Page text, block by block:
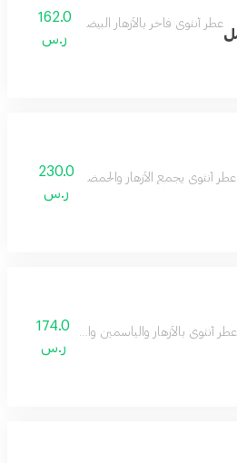
عطر أنثوي فاخر بالأزهار البيضاء والأخشاب
162.0
ر.س
عطر أنثوي يجمع الأزهار والحمضيات مع المسك
230.0
ر.س
عطر أنثوي بالأزهار والياسمين والباتشولي
174.0
ر.س